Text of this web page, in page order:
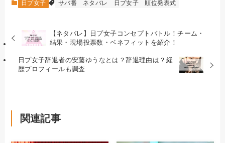
日プ女子 サバ番 ネタバレ 日プ女子 順位発表式
【ネタバレ】日プ女子コンセプトバトル！チーム・
結果・現場投票数・ベネフィットを紹介！
日プ女子辞退者の安藤ゆうなとは？辞退理由は？経
歴プロフィールも調査
関連記事